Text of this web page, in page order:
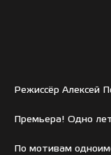
Режиссёр Алексей
Премьера! Одно
По мотивам